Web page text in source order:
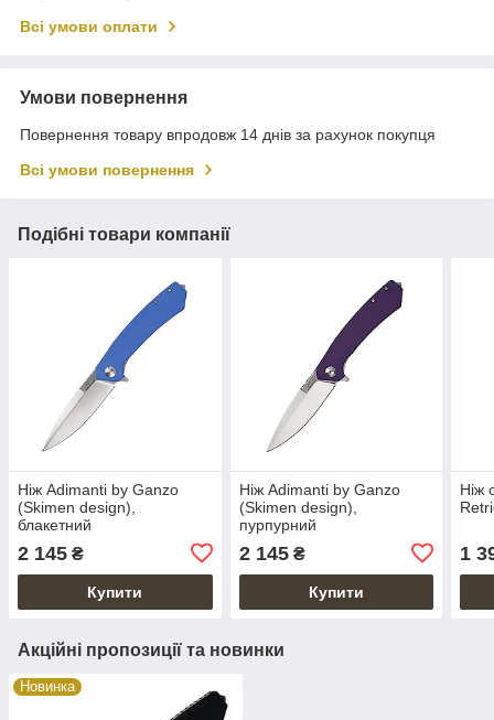
Всі умови оплати
Умови повернення
Повернення товару впродовж 14 днів за рахунок покупця
Всі умови повернення
Подібні товари компанії
Ніж Adimanti by Ganzo
(Skimen design),
блакетний
2 145 ₴
Купити
Ніж Adimanti by Ganzo
(Skimen design),
пурпурний
2 145₴
Купити
Ніж
1
Акційні пропозиції та новинки
Новинка